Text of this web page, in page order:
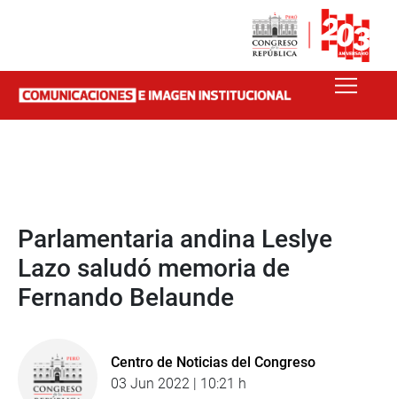
Parlamentaria andina Leslye
Lazo saludó memoria de
Fernando Belaunde
Centro de Noticias del Congreso
03 Jun 2022 | 10:21 h